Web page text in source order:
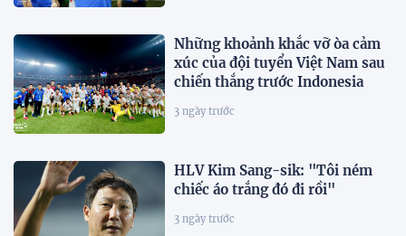
Những khoảnh khắc vỡ òa cảm
xúc của đội tuyển Việt Nam sau
chiến thắng trước Indonesia
3 ngày trước
HLV Kim Sang-sik: "Tôi ném
chiếc áo trắng đó đi rồi"
3 ngày trước